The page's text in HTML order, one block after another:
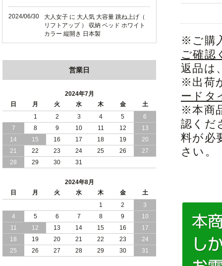
※ご購
ご確認
返品は
※出荷
ードタ
※本商
認くだ
料が必
さい。
2024/06/30
大人女子 に 大人気 大容量 跳ね上げ（
リフトアップ ） 収納 ベッド ホワイト
カラー 縦開き 日本製
ワイトカラー 縦開き 日本製
全長190cm ショート丈 コンパクト 大容
量 収納力 の 跳ね上げ （ リフトアップ
） 式 ベッド 横開き 日本製
2024/05/27
日本製 大容量 収納 跳ね上げ式 リフト
アップ 横開き ヘッドボードレス ベッド
組立設置サービス付
2024/05/21
日本製 大容量 収納 跳ね上げ式 リフト
組立設置付
日本製 大容量 収納 跳ね上げ式 （ リフ
トアップ ） ベッド 横開き ヘッドボー
ド 組立設置 付き
2024/04/25
日本製 収納 跳ね上げ式 リフトアップ
ベッド 縦開き ヘッドボード 組立設置サ
営業日
2024年7月
日
月 火 水 木 金
土
1
2 3 4 5
6
7
8 9 10 11 12
13
14
15 16 17 18 19
20
21
22 23 24 25 26
27
28
29 30 31
2024年8月
日
月 火 水 木 金
土
1
2
3
4
5 6 7 8 9
10
11
12 13 14 15 16
17
18
19 20 21 22 23
24
25
26 27 28 29 30 31